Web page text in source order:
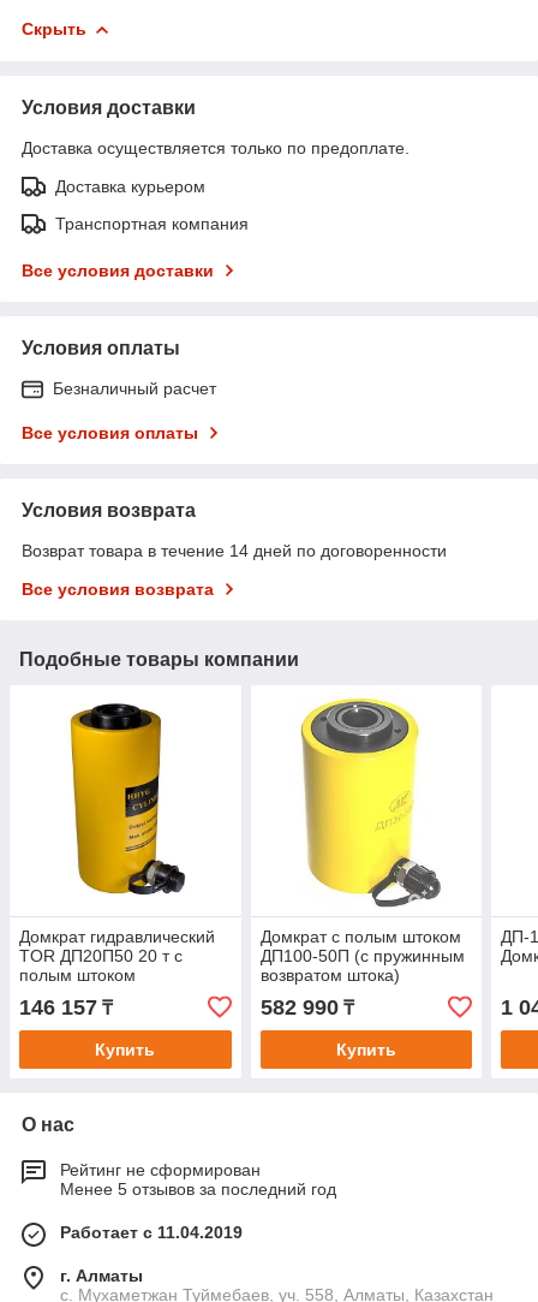
Скрыть
Условия доставки
Доставка осуществляется только по предоплате.
Доставка курьером
Транспортная компания
Все условия доставки
Условия оплаты
Безналичный расчет
Все условия оплаты
Условия возврата
Возврат товара в течение 14 дней по договоренности
Все условия возврата
Подобные товары компании
Домкрат гидравлический
TOR ДП20П50 20 т с
полым штоком
146 157 ₸
Купить
Домкрат с полым штоком
ДП100-50П (с пружинным
возвратом штока)
582 990₸
Купить
ДП-
1
О нас
Рейтинг не сформирован
Менее 5 отзывов за последний год
Работает с 11.04.2019
г. Алматы
с. Мухаметжан Туймебаев, уч. 558, Алматы, Казахстан